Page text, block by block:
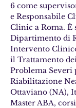
6 come
e Responsabile
Clinic a Roma. È
Dipartimento di
Intervento
il Trattamento
Problema Severi
Riabilitazione
Ottaviano (NA),
Master ABA,